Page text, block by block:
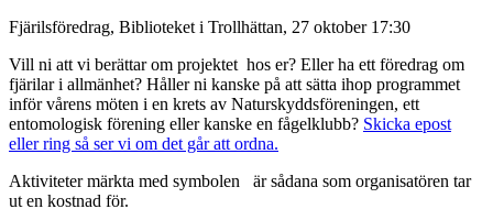
Fjärilsföredrag, Biblioteket i Trollhättan, 27 oktober 17:30
Vill ni att vi berättar om projektet hos er? Eller ha ett föredrag om
fjärilar i allmänhet? Håller ni kanske på att sätta ihop programmet
inför vårens möten i en krets av Naturskyddsföreningen, ett
entomologisk förening eller kanske en fågelklubb? Skicka epost
eller ring så ser vi om det går att ordna.
Aktiviteter märkta med symbolen
är sådana som organisatören tar
ut en kostnad för.